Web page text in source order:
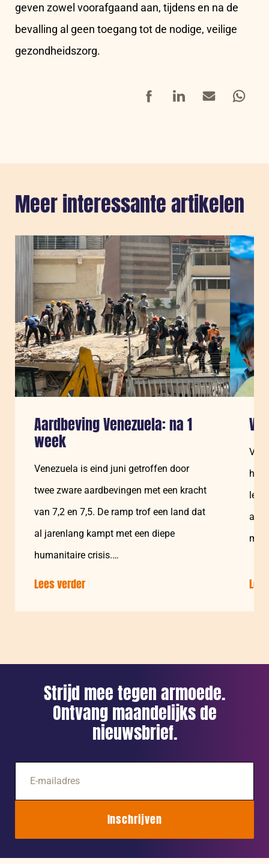
geven zowel voorafgaand aan, tijdens en na de
bevalling al geen toegang tot de nodige, veilige
gezondheidszorg.
FacebookLinkedInMail
Meer interessante artikelen
Sla carousel over
Aardbeving Venezuela: na 1
week
Venezuela is eind juni getroffen door
twee zware aardbevingen met een kracht
van 7,2 en 7,5. De ramp trof een land dat
al jarenlang kampt met een diepe
humanitaire crisis.…
Lees verder
Venezuela:
week
aan
Strijd mee tegen armoede.
Ontvang maandelijks de
nieuwsbrief.
mailadres
Inschrijven